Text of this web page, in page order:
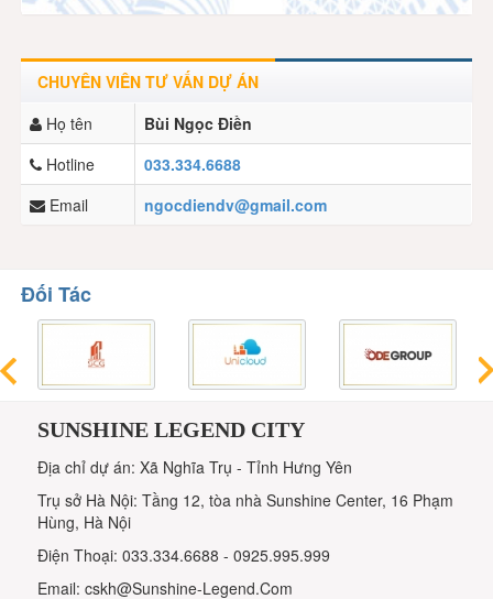
CHUYÊN VIÊN TƯ VẤN DỰ ÁN
Họ tên
Bùi Ngọc Điền
Hotline
033.334.6688
Email
ngocdiendv@gmail.com
Đối Tác
SUNSHINE LEGEND CITY
Địa chỉ dự án: Xã Nghĩa Trụ - Tỉnh Hưng Yên
Trụ sở Hà Nội: Tầng 12, tòa nhà Sunshine Center, 16 Phạm
Hùng, Hà Nội
Điện Thoại: 033.334.6688 - 0925.995.999
Email: cskh@Sunshine-Legend.Com